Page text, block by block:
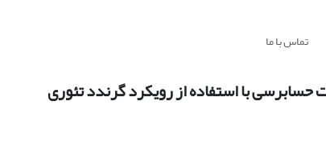
تماس با ما
با استفاده از رویکرد گرندد تئوری